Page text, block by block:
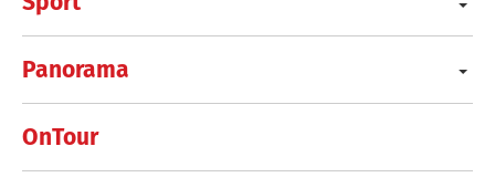
Panorama
OnTour